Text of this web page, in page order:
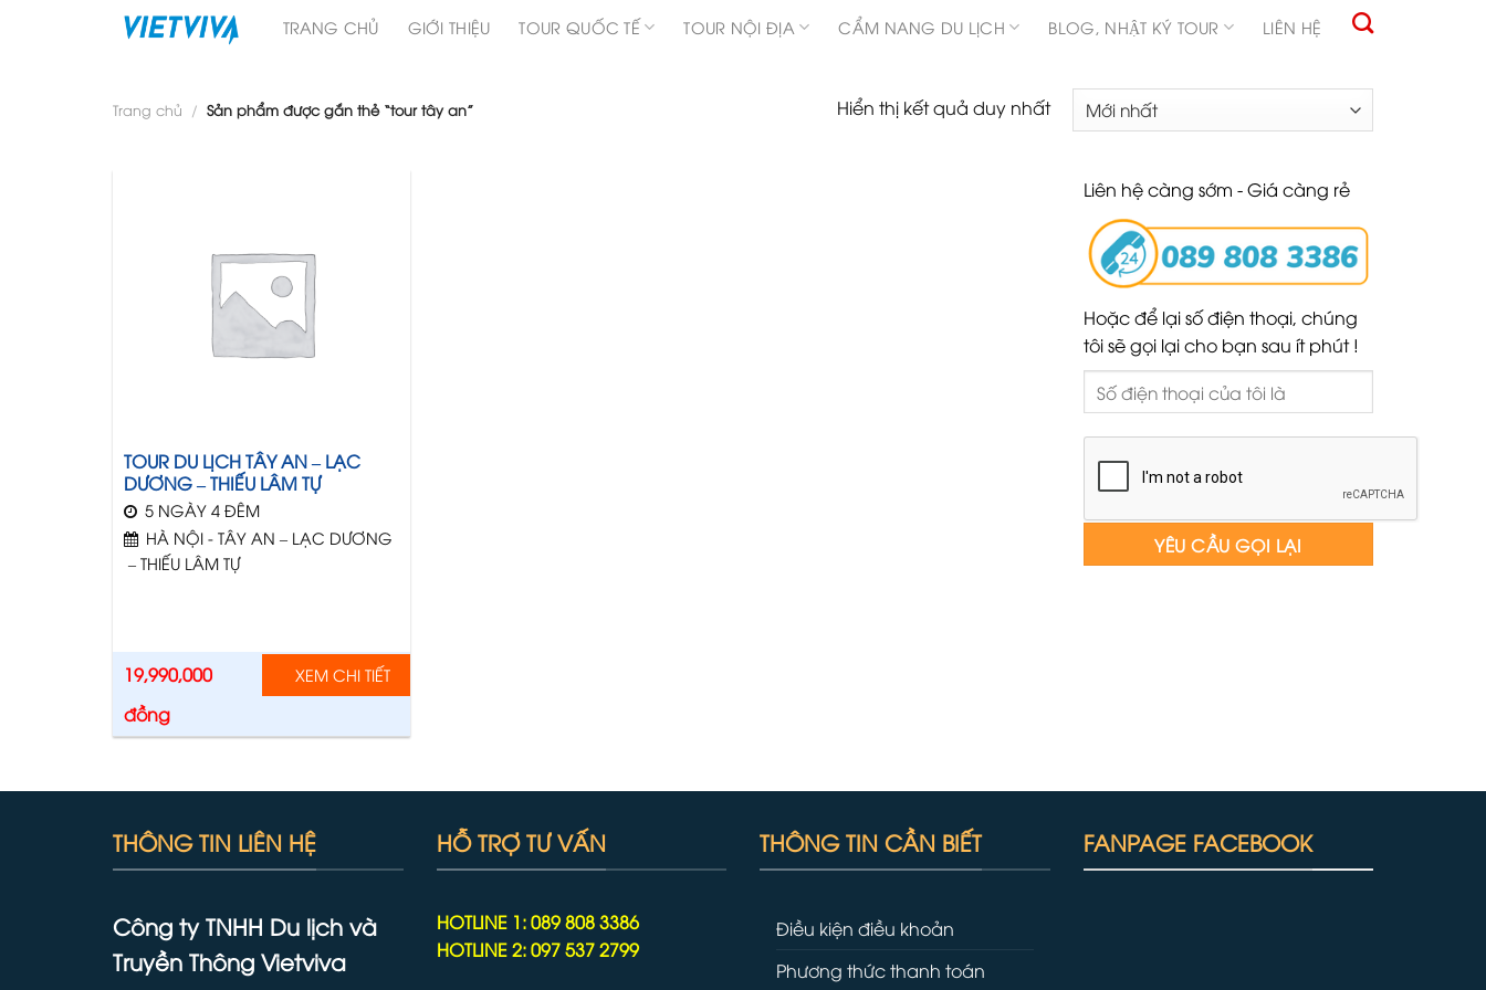
TRANG CHỦ GIỚI THIỆU TOUR QUỐC TẾ TOUR NỘI ĐỊA CẨM NANG DU LỊCH BLOG, NHẬT KÝ TOUR LIÊN HỆ
Trang chủ / Sản phẩm được gắn thẻ “tour tây an” Hiển thị kết quả duy nhất
TOUR DU LỊCH TÂY AN – LẠC
DƯƠNG – THIẾU LÂM TỰ
5 NGÀY 4 ĐÊM
HÀ NỘI - TÂY AN – LẠC DƯƠNG
– THIẾU LÂM TỰ
19,990,000
đồng
XEM CHI TIẾT
Liên hệ càng sớm - Giá càng rẻ
Hoặc để lại số điện thoại, chúng
tôi sẽ gọi lại cho bạn sau ít phút !
THÔNG TIN LIÊN HỆ
Công ty TNHH Du lịch và
Truyền Thông Vietviva
HỖ TRỢ TƯ VẤN
HOTLINE 1: 089 808 3386
HOTLINE 2: 097 537 2799
THÔNG TIN CẦN BIẾT
Điều kiện điều khoản
Phương thức thanh toán
FANPAGE FACEBOOK